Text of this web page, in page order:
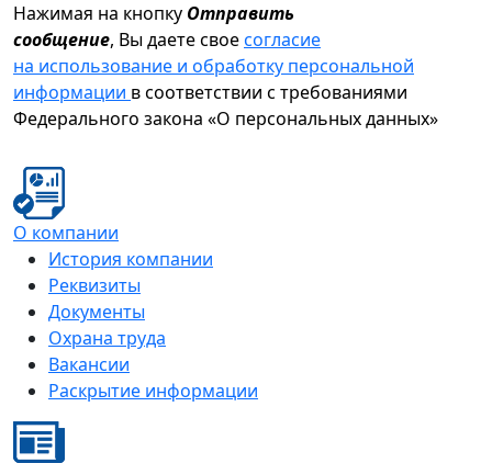
Нажимая на кнопку Отправить
сообщение, Вы даете своесогласие
на использование и обработку персональной
информации в соответствии с требованиями
Федерального закона «О персональных данных»
О компании
История компании
Реквизиты
Документы
Охрана труда
Вакансии
Раскрытие информации